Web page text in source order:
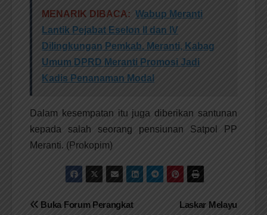
MENARIK DIBACA: Wabup Meranti
Lantik Pejabat Eselon II dan IV
Dilingkungan Pemkab. Meranti, Kabag
Umum DPRD Meranti Promosi Jadi
Kadis Penanaman Modal
Dalam kesempatan itu juga diberikan santunan
kepada salah seorang pensiunan Satpol PP
Meranti. (Prokopim)
Navigasi Laskar Melayu
Buka Forum Perangkat